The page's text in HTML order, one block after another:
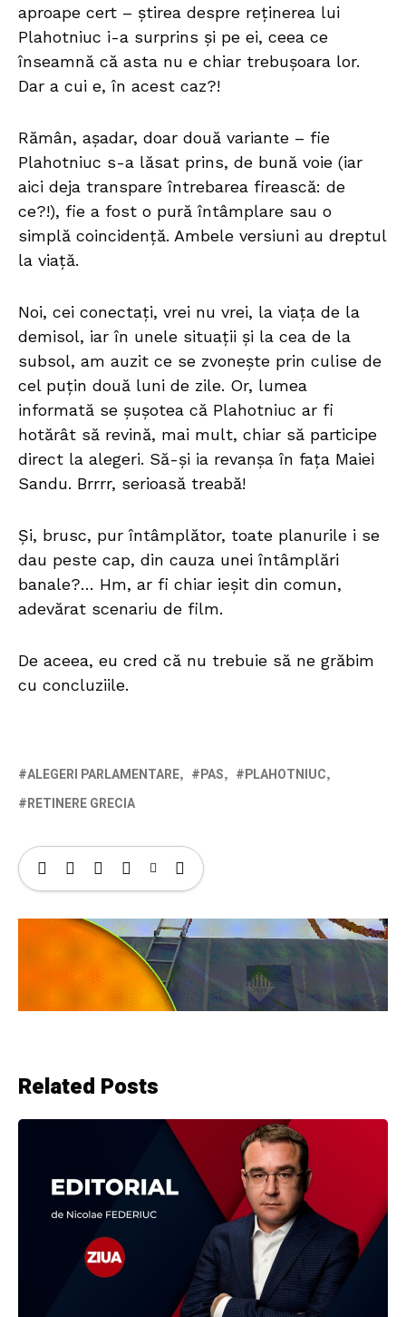
aproape cert – știrea despre reținerea lui
Plahotniuc i-a surprins și pe ei, ceea ce
înseamnă că asta nu e chiar trebușoara lor.
Dar a cui e, în acest caz?!
Rămân, așadar, doar două variante – fie
Plahotniuc s-a lăsat prins, de bună voie (iar
aici deja transpare întrebarea firească: de
ce?!), fie a fost o pură întâmplare sau o
simplă coincidență. Ambele versiuni au dreptul
la viață.
Noi, cei conectați, vrei nu vrei, la viața de la
demisol, iar în unele situații și la cea de la
subsol, am auzit ce se zvonește prin culise de
cel puțin două luni de zile. Or, lumea
informată se șușotea că Plahotniuc ar fi
hotărât să revină, mai mult, chiar să participe
direct la alegeri. Să-și ia revanșa în fața Maiei
Sandu. Brrrr, serioasă treabă!
Și, brusc, pur întâmplător, toate planurile i se
dau peste cap, din cauza unei întâmplări
banale?… Hm, ar fi chiar ieșit din comun,
adevărat scenariu de film.
De aceea, eu cred că nu trebuie să ne grăbim
cu concluziile.
ALEGERI PARLAMENTARE PAS
PLAHOTNIUC
RETINERE GRECIA
Related Posts